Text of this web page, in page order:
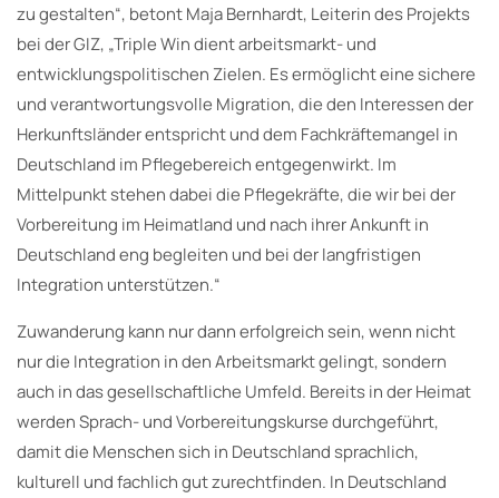
zu gestalten“, betont Maja Bernhardt, Leiterin des Projekts
bei der GIZ, „Triple Win dient arbeitsmarkt- und
entwicklungspolitischen Zielen. Es ermöglicht eine sichere
und verantwortungsvolle Migration, die den Interessen der
Herkunftsländer entspricht und dem Fachkräftemangel in
Deutschland im Pflegebereich entgegenwirkt. Im
Mittelpunkt stehen dabei die Pflegekräfte, die wir bei der
Vorbereitung im Heimatland und nach ihrer Ankunft in
Deutschland eng begleiten und bei der langfristigen
Integration unterstützen.“
Zuwanderung kann nur dann erfolgreich sein, wenn nicht
nur die Integration in den Arbeitsmarkt gelingt, sondern
auch in das gesellschaftliche Umfeld. Bereits in der Heimat
werden Sprach- und Vorbereitungskurse durchgeführt,
damit die Menschen sich in Deutschland sprachlich,
kulturell und fachlich gut zurechtfinden. In Deutschland